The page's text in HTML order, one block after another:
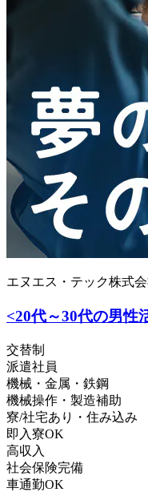
エヌエス・テック株式
<20代～30代の男性
交替制
派遣社員
機械・金属・鉄鋼
機械操作・製造補助
寮/社宅あり・住み込み
即入寮OK
高収入
社会保険完備
車通勤OK